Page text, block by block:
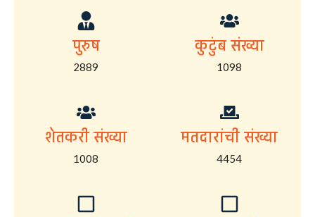
पुरुष
2889
कुटुंब संख्या
1098
शेतकरी संख्या
1008
मतदारांची संख्या
4454